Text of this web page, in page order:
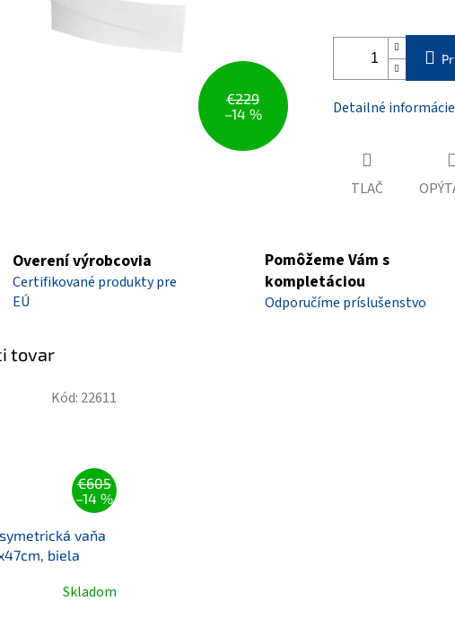
€229
–14 %
Detailné informácie
TLAČ
Overení výrobcovia
Certifikované produkty pre
EÚ
Pomôžeme Vám s
kompletáciou
Odporučíme príslušenstvo
tovar
€605
–14 %
vaňa
biela
Skladom
Kód: 22611